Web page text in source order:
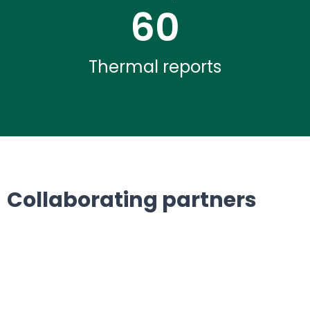
Thermal reports
60
Collaborating partners